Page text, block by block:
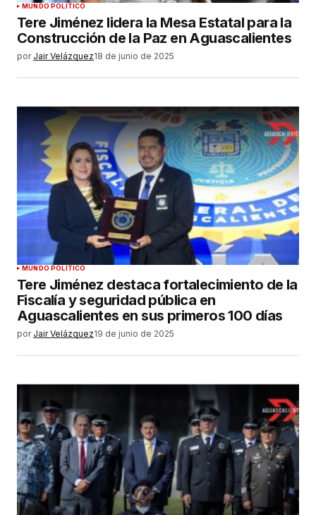
MUNDO POLÍTICO
Tere Jiménez lidera la Mesa Estatal para la
Construcción de la Paz en Aguascalientes
por Jair Velázquez18 de junio de 2025
MUNDO POLÍTICO
Tere Jiménez destaca fortalecimiento de la
Fiscalía y seguridad pública en
Aguascalientes en sus primeros 100 días
por Jair Velázquez19 de junio de 2025